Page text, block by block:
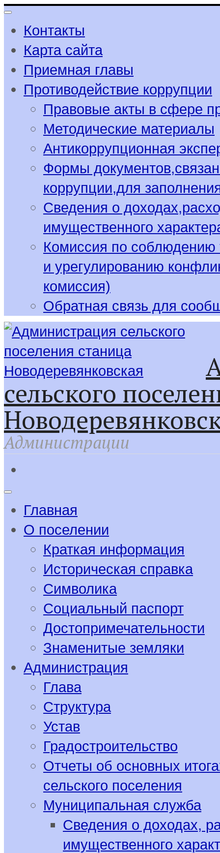
Контакты
Карта сайта
Приемная главы
Противодействие коррупции
Правовые акты в сфере
Методические материалы
Антикоррупционная
Формы
коррупции,для
Сведения о
имущественного
Комиссия по соблюдению
и урегулированию
комиссия)
Обратная связь для
сельского
Администрации
Главная
О поселении
Краткая информация
Историческая справка
Символика
Социальный паспорт
Достопримечательности
Знаменитые земляки
Администрация
Глава
Структура
Устав
Градостроительство
Отчеты об основных
сельского поселения
Муниципальная служба
Сведения о доходах,
имущественного